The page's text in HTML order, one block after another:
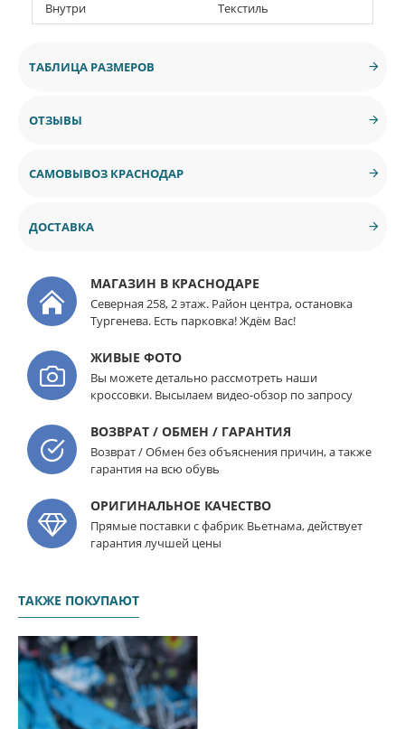
Внутри Текстиль
ТАБЛИЦА РАЗМЕРОВ
ОТЗЫВЫ
САМОВЫВОЗ КРАСНОДАР
ДОСТАВКА
МАГАЗИН В КРАСНОДАРЕ
Северная 258, 2 этаж. Район центра, остановка
Тургенева. Есть парковка! Ждём Вас!
ЖИВЫЕ ФОТО
Вы можете детально рассмотреть наши
кроссовки. Высылаем видео-обзор по запросу
ВОЗВРАТ / ОБМЕН / ГАРАНТИЯ
Возврат / Обмен без объяснения причин, а также
гарантия на всю обувь
ОРИГИНАЛЬНОЕ КАЧЕСТВО
Прямые поставки с фабрик Вьетнама, действует
гарантия лучшей цены
ТАКЖЕ ПОКУПАЮТ